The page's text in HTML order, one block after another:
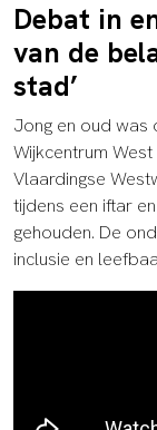
Debat in
van de
stad’
Jong en oud was
Wijkcentrum
Vlaardingse
tijdens een iftar
gehouden. De
inclusie en